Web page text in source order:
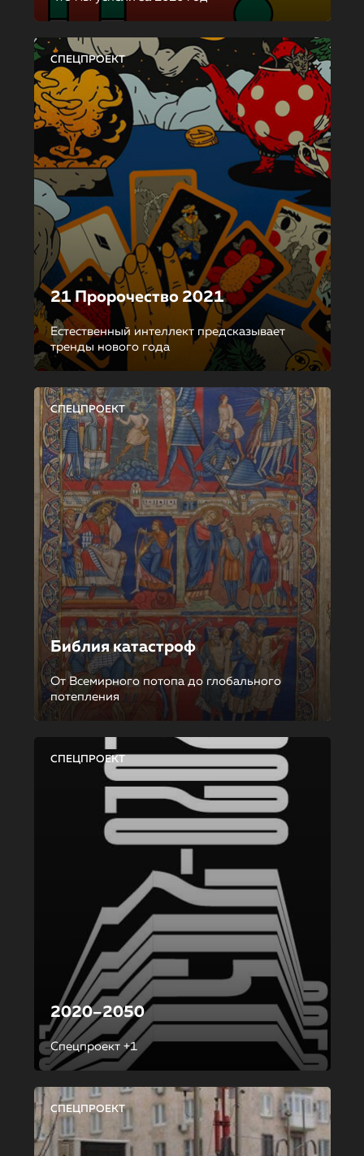
СПЕЦПРОЕКТ
21 Пророчество 2021
Естественный интеллект предсказывает
тренды нового года
СПЕЦПРОЕКТ
Библия катастроф
От Всемирного потопа до глобального
потепления
СПЕЦПРОЕКТ
2020–2050
Спецпроект +1
СПЕЦПРОЕКТ